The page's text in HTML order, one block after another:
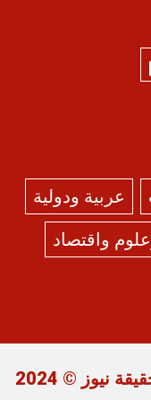
عربية ودولية
واقتصاد
نيوز © 2024